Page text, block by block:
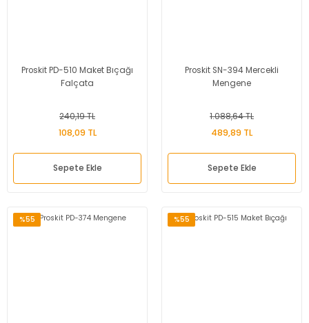
Proskit PD-510 Maket Bıçağı
Falçata
240,19 TL
108,09 TL
Sepete Ekle
Proskit SN-394 Mercekli
Mengene
1.088,64 TL
489,89 TL
Sepete Ekle
%55 %55